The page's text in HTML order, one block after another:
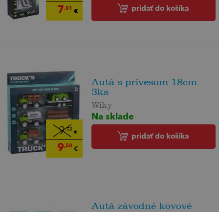
7,81 € pridať do košíka
9,58€
9,58€
Autá s prívesom 18cm
3ks
Wiky
Na sklade
pridať do košíka
Autá závodné kovové